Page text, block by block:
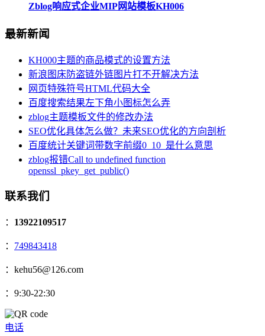
Zblog响应式企业MIP网站模板KH006
最新新闻
KH000主题的商品模式的设置方法
新浪图床防盗链外链图片打不开解决方法
网页特殊符号HTML代码大全
百度搜索结果左下角小图标怎么弄
zblog主题模板文件的修改办法
SEO优化具体怎么做？未来SEO优化的方向剖析
百度统计关键词带数字前缀0_10_是什么意思
zblog报错Call to undefined function
openssl_pkey_get_public()
联系我们
： 13922109517
： 749843418
：kehu56@126.com
：9:30-22:30
电话